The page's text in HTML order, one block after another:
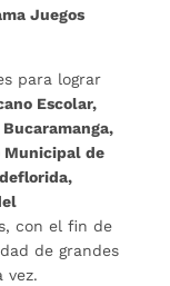
Juegos
para lograr
Escolar,
Municipal de
con el ﬁn de
de grandes
vez.